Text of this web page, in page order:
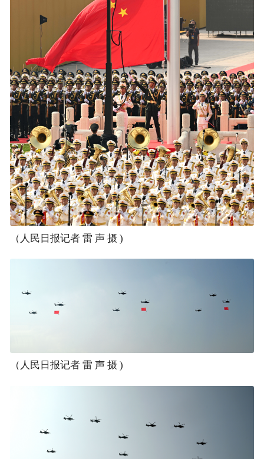
（人民日报记者 雷 声 摄 )
（人民日报记者 雷 声 摄 )